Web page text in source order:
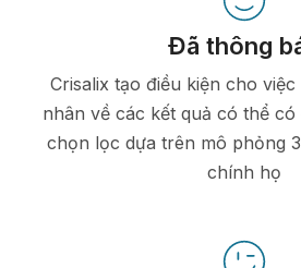
Đã thông
Crisalix tạo điều kiện cho
nhân về các kết quả có thể
chọn lọc dựa trên mô phỏng
chính họ